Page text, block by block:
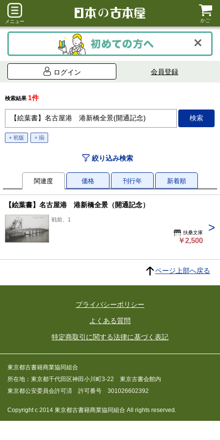
メニュー かご
ログイン 会員登録
検索結果 1件
+ 初版 + 揃
絞り込み検索
関連度 価格 刊行年 新着順
【絵葉書】名古屋港 港新橋全景（開通記念）
戦前、1
扶桑文庫
￥2,500
ページ上部へ戻る
プライバシーポリシー
よくある質問
特定商取引に関する法律に基づく表記
東京都古書籍商業協同組合
所在地：東京都千代田区神田小川町3-22 東京古書会館内
東京都公安委員会許可済 許可番号 301026602392
Copyright c 2014 東京都古書籍商業協同組合 All rights reserved.